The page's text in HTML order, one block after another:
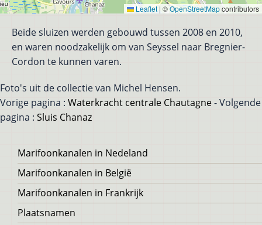
Leaflet | ©OpenStreetMapcontributors
Beide sluizen werden gebouwd tussen 2008 en 2010,
en waren noodzakelijk om van Seyssel naar Bregnier-
Cordon te kunnen varen.
Foto's uit de collectie van Michel Hensen.
Vorige pagina : Waterkracht centrale Chautagne- Volgende
pagina : Sluis Chanaz
Voet
Marifoonkanalen in Nedeland
Marifoonkanalen in België
Marifoonkanalen in Frankrijk
Plaatsnamen